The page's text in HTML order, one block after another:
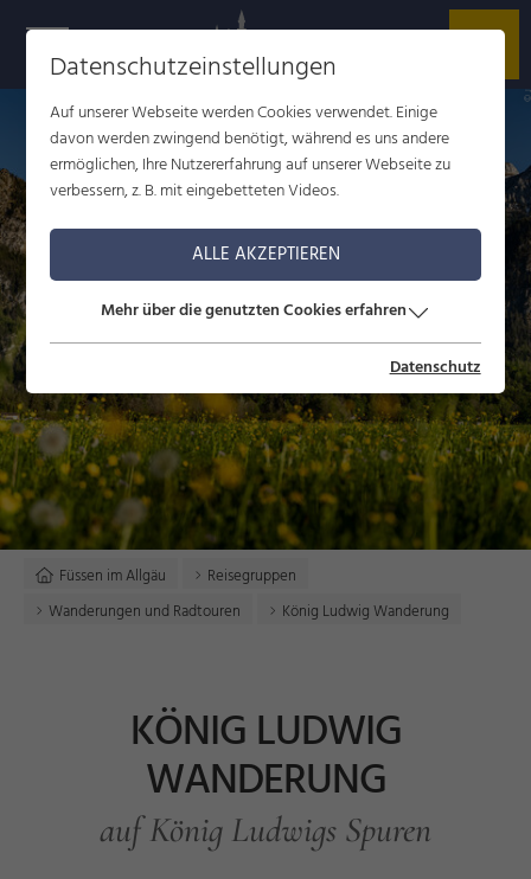
Füssen im Allgäu
Reisegruppen
Wanderungen und Radtouren
König Ludwig Wanderung
KÖNIG LUDWIG
WANDERUNG
auf König Ludwigs Spuren
Datenschutzeinstellungen
Auf unserer Webseite werden Cookies verwendet. Einige
davon werden zwingend benötigt, während es uns andere
ermöglichen, Ihre Nutzererfahrung auf unserer Webseite zu
verbessern, z. B. mit eingebetteten Videos.
ALLE AKZEPTIEREN
Mehr über die genutzten Cookies erfahren
Datenschutz